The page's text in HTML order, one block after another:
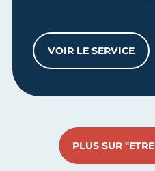
VOIR LE SERVICE
ENTRETIEN
PLUS SUR